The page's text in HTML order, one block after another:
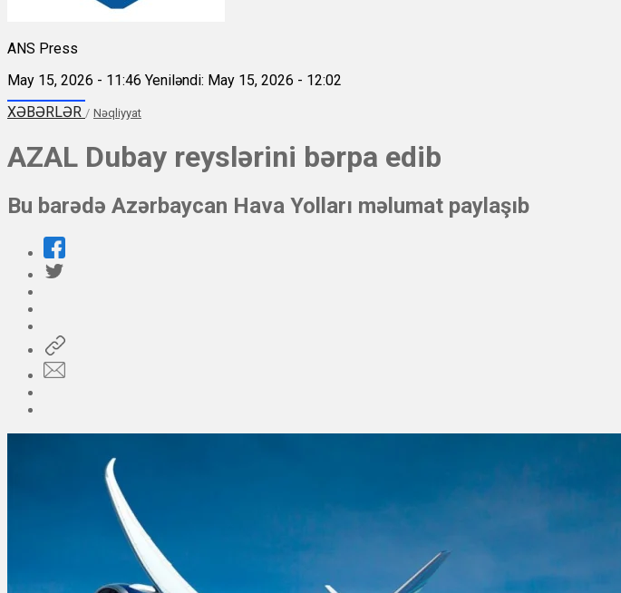
ANS Press
May 15, 2026 - 11:46 Yeniləndi: May 15, 2026 - 12:02
XƏBƏRLƏR / Nəqliyyat
AZAL Dubay reyslərini bərpa edib
Bu barədə Azərbaycan Hava Yolları məlumat paylaşıb